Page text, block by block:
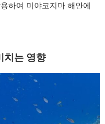
하여 미야코지마 해안에
치는 영향